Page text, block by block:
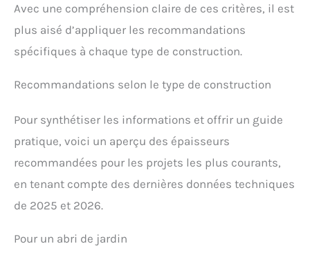
Avec une compréhension claire de ces critères, il est
plus aisé d’appliquer les recommandations
spécifiques à chaque type de construction.
Recommandations selon le type de construction
Pour synthétiser les informations et offrir un guide
pratique, voici un aperçu des épaisseurs
recommandées pour les projets les plus courants,
en tenant compte des dernières données techniques
de 2025 et 2026.
Pour un abri de jardin